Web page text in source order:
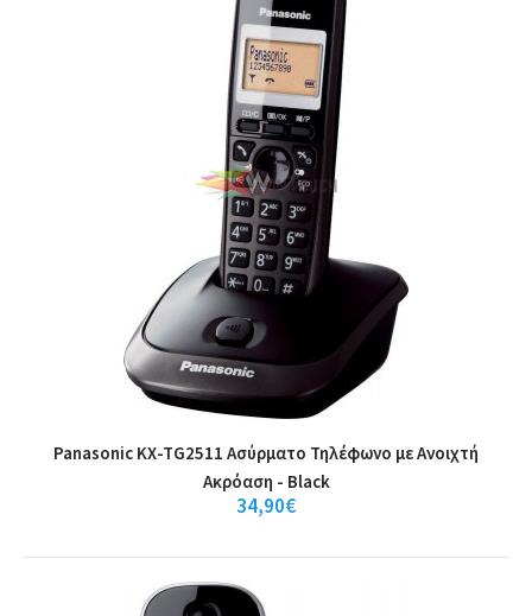
+ Αγαπημένο
Panasonic KX-TG2511 Ασύρματο Τηλέφωνο με Aνοιχτή
Aκρόαση - Black
34,90€